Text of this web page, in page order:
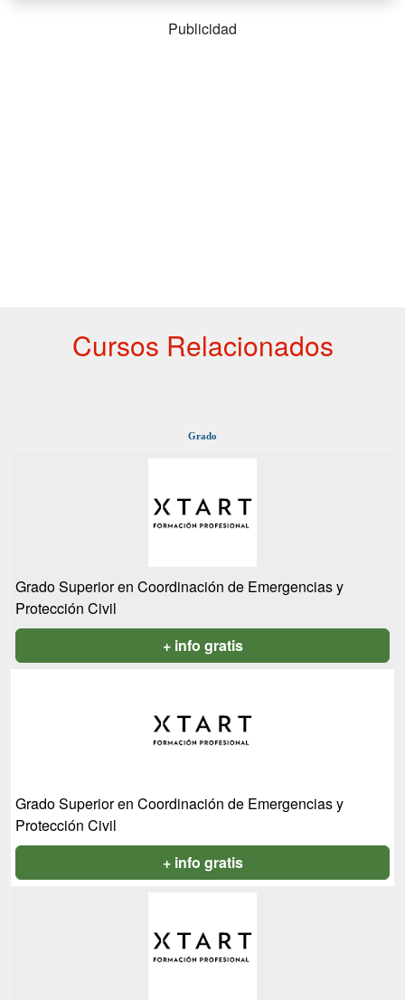
Publicidad
Cursos Relacionados
Grado
Grado Superior en Coordinación de Emergencias y
Protección Civil
+ info gratis
Grado Superior en Coordinación de Emergencias y
Protección Civil
+ info gratis